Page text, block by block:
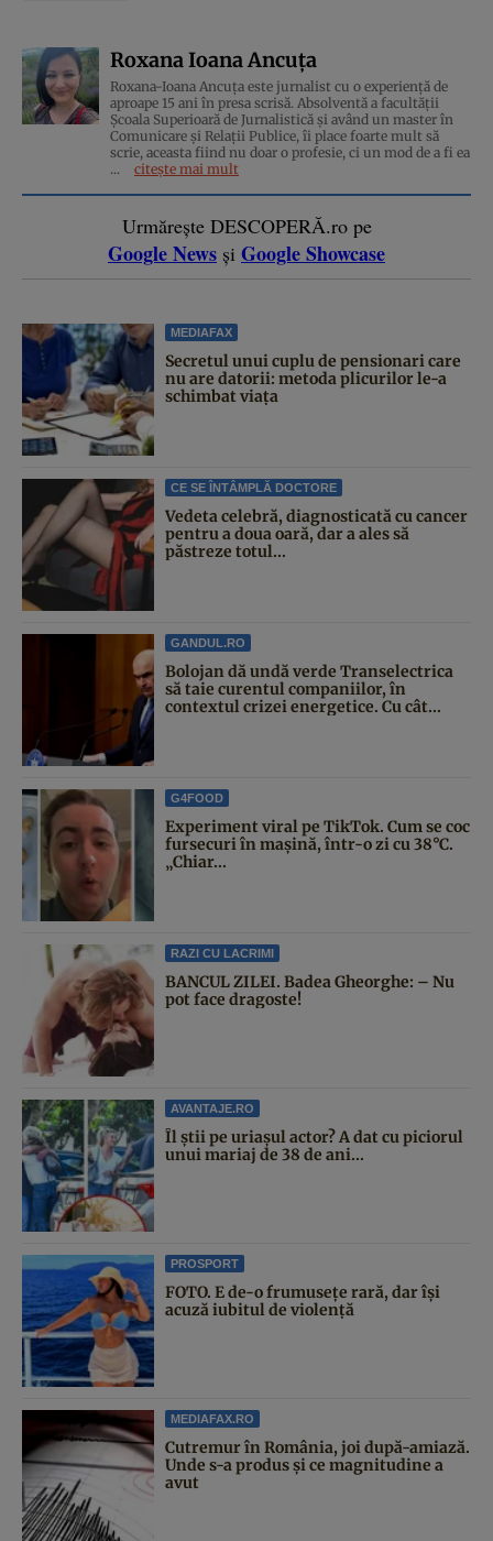
Roxana Ioana Ancuța
Roxana-Ioana Ancuța este jurnalist cu o experiență de
aproape 15 ani în presa scrisă. Absolventă a facultății
Școala Superioară de Jurnalistică și având un master în
Comunicare și Relații Publice, îi place foarte mult să
scrie, aceasta fiind nu doar o profesie, ci un mod de a fi ea
...
citește mai mult
Urmărește DESCOPERĂ.ro pe
Google News și Google Showcase
MEDIAFAX
Secretul unui cuplu de pensionari care
nu are datorii: metoda plicurilor le-a
schimbat viața
CE SE ÎNTÂMPLĂ DOCTORE
Vedeta celebră, diagnosticată cu cancer
pentru a doua oară, dar a ales să
păstreze totul...
GANDUL.RO
Bolojan dă undă verde Transelectrica
să taie curentul companiilor, în
contextul crizei energetice. Cu cât...
G4FOOD
Experiment viral pe TikTok. Cum se coc
fursecuri în mașină, într-o zi cu 38°C.
„Chiar...
RAZI CU LACRIMI
BANCUL ZILEI. Badea Gheorghe: – Nu
pot face dragoste!
AVANTAJE.RO
Îl știi pe uriașul actor? A dat cu piciorul
unui mariaj de 38 de ani...
PROSPORT
FOTO. E de-o frumusețe rară, dar își
acuză iubitul de violență
MEDIAFAX.RO
Cutremur în România, joi după-amiază.
Unde s-a produs și ce magnitudine a
avut